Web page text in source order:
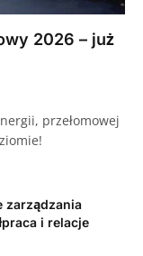
2026 – już
przełomowej
zarządzania
i relacje